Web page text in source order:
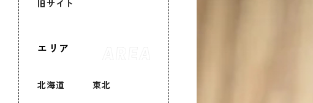
旧サイト
エリア
北海道 東北